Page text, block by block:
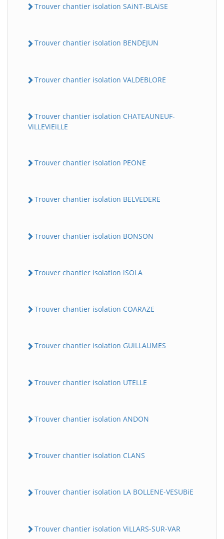
Trouver chantier isolation SAiNT-BLAiSE
Trouver chantier isolation BENDEJUN
Trouver chantier isolation VALDEBLORE
Trouver chantier isolation CHATEAUNEUF-
ViLLEViEiLLE
Trouver chantier isolation PEONE
Trouver chantier isolation BELVEDERE
Trouver chantier isolation BONSON
Trouver chantier isolation iSOLA
Trouver chantier isolation COARAZE
Trouver chantier isolation GUiLLAUMES
Trouver chantier isolation UTELLE
Trouver chantier isolation ANDON
Trouver chantier isolation CLANS
Trouver chantier isolation LA BOLLENE-VESUBiE
Trouver chantier isolation ViLLARS-SUR-VAR